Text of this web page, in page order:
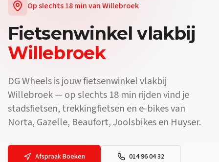
Op slechts18 minvanWillebroek
Fietsenwinkel vlakbij
Willebroek
DG Wheels is jouw fietsenwinkel vlakbij
Willebroek — op slechts 18 min rijden vind je
stadsfietsen, trekkingfietsen en e-bikes van
Norta, Gazelle, Beaufort, Joolsbikes en Huyser.
Afspraak Boeken 014 96 04 32